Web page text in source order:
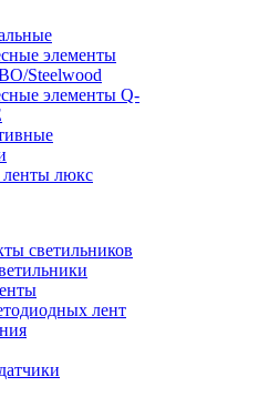
элементы
Steelwood
элементы Q-
светильников
лент